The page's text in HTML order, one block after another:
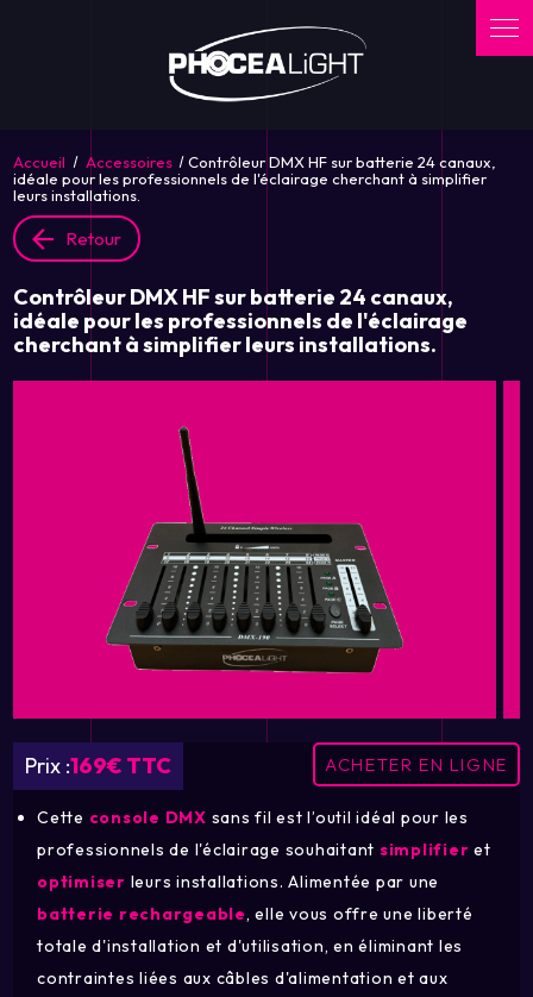
Accueil Accessoires
Contrôleur DMX HF sur batterie 24 canaux,
idéale pour les professionnels de l'éclairage cherchant à simplifier
leurs installations.
Retour
Contrôleur DMX HF sur batterie 24 canaux,
idéale pour les professionnels de l'éclairage
cherchant à simplifier leurs installations.
Prix :169€ TTC ACHETER EN LIGNE
Cette console DMX sans fil est l’outil idéal pour les
professionnels de l'éclairage souhaitant simplifier et
optimiser leurs installations. Alimentée par une
batterie rechargeable, elle vous offre une liberté
totale d'installation et d'utilisation, en éliminant les
contraintes liées aux câbles d'alimentation et aux